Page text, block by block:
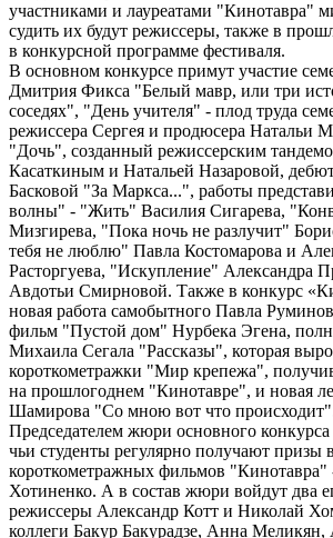
участниками и лауреатами "Кинотавра"
судить их будут режиссеры, также в
в конкурсной программе фестиваля.
В основном конкурсе примут участие
Дмитрия Фикса "Белый мавр, или три
соседях", "День учителя" - плод труда
режиссера Сергея и продюсера Натальи
"Дочь", созданный режиссерским
Касаткиным и Натальей Назаровой,
Басковой "За Маркса...", работы
волны" - "Жить" Василия Сигарева,
Мизгирева, "Пока ночь не разлучит"
тебя не люблю" Павла Костомарова и
Расторгуева, "Искупление" Александра
Авдотьи Смирновой. Также в конкурс
новая работа самобытного Павла
фильм "Пустой дом" Нурбека Эгена,
Михаила Сегала "Рассказы", которая
короткометражки "Мир крепежа",
на прошлогоднем "Кинотавре", и новая
Шамирова "Со мною вот что
Председателем жюри основного конкурса
чьи студенты регулярно получают призы
короткометражных фильмов
Хотиненко. А в состав жюри войдут два
режиссеры Александр Котт и Николай
коллеги Бакур Бакурадзе, Анна Меликян,